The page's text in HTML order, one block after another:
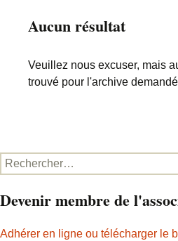
Aucun résultat
Veuillez nous excuser, mais
trouvé pour l'archive
Rechercher :
Devenir membre de
Adhérer en ligne ou télécharger le